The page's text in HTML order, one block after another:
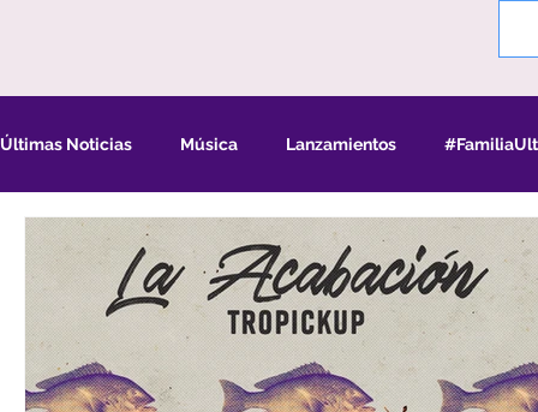
Últimas Noticias Música Lanzamientos
Convocatorias Eventos